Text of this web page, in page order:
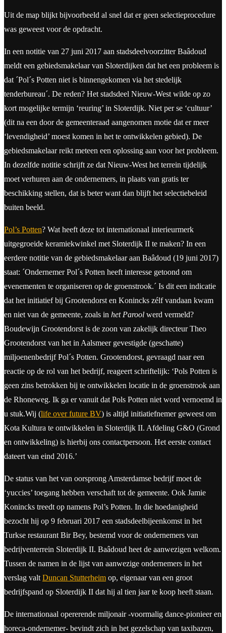
Uit de map blijkt bijvoorbeeld al snel dat er geen selectieprocedure
was geweest voor de opdracht.
In een notitie van 27 juni 2017 aan stadsdeelvoorzitter Baâdoud
meldt een gebiedsmakelaar van Sloterdijken dat het een probleem is
dat ´Pol´s Potten niet is binnengekomen via het stedelijk
tenderbureau´. De reden? Het stadsdeel Nieuw-West wilde op zo
kort mogelijke termijn ‘reuring’ in Sloterdijk. Niet per se ‘cultuur’
(dit na een door de gemeenteraad aangenomen motie dat er meer
‘levendigheid’ moest komen in het te ontwikkelen gebied). De
gebiedsmakelaar reikt meteen een oplossing aan voor het probleem.
In dezelfde notitie schrijft ze dat Nieuw-West het terrein tijdelijk
moet verhuren aan de ondernemers, in plaats van gratis ter
beschikking stellen, dat is beter want dan blijft het selectiebeleid
buiten beeld.
Pol’s Potten? Wat heeft deze tot internationaal interieurmerk
uitgegroeide keramiekwinkel met Sloterdijk II te maken? In een
eerdere notitie van de gebiedsmakelaar aan Baâdoud (19 juni 2017)
staat: ´Ondernemer Pol´s Potten heeft interesse getoond om
evenementen te organiseren op de groenstrook.´ Is dit een indicatie
dat het initiatief bij Grootendorst en Konincks zélf vandaan kwam
en niet van de gemeente, zoals in het Parool werd vermeld?
Boudewijn Grootendorst is de zoon van zakelijk directeur Theo
Grootendorst van het in Aalsmeer gevestigde (geschatte)
miljoenenbedrijf Pol´s Potten. Grootendorst, gevraagd naar een
reactie op de rol van het bedrijf, reageert schriftelijk: ‘Pols Potten is
geen zins betrokken bij te ontwikkelen locatie in de groenstrook aan
de Rhoneweg. Ik ga er vanuit dat Pols Potten niet word vernoemd in
u stuk.Wij (life over future BV) is altijd initiatiefnemer geweest om
Kota Kultura te ontwikkelen in Sloterdijk II. Afdeling G&O (Grond
en ontwikkeling) is hierbij ons contactpersoon. Het eerste contact
dateert van eind 2016.’
De status van het van oorsprong Amsterdamse bedrijf moet de
‘yuccies’ toegang hebben verschaft tot de gemeente. Ook Jamie
Konincks treedt op namens Pol’s Potten. In die hoedanigheid
bezocht hij op 9 februari 2017 een stadsdeelbijeenkomst in het
Turkse restaurant Bir Bey, bestemd voor de ondernemers van
bedrijventerrein Sloterdijk II. Baâdoud heet de aanwezigen welkom.
Tussen de namen in de lijst van aanwezige ondernemers in het
verslag valt Duncan Stutterheim op, eigenaar van een groot
bedrijfspand op Sloterdijk II dat hij al tien jaar te koop heeft staan.
De internationaal opererende miljonair -voormalig dance-pionieer en
horeca-ondernemer- bevindt zich in het gezelschap van taxibazen,